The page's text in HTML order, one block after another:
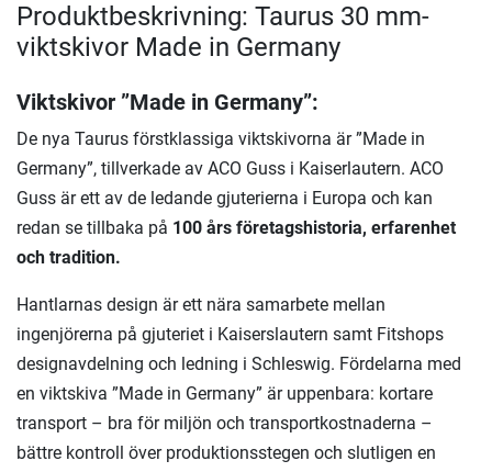
Produktbeskrivning: Taurus 30 mm-
viktskivor Made in Germany
Viktskivor ”Made in Germany”:
De nya Taurus förstklassiga viktskivorna är ”Made in
Germany”, tillverkade av ACO Guss i Kaiserlautern. ACO
Guss är ett av de ledande gjuterierna i Europa och kan
redan se tillbaka på 100 års företagshistoria, erfarenhet
och tradition.
Hantlarnas design är ett nära samarbete mellan
ingenjörerna på gjuteriet i Kaiserslautern samt Fitshops
designavdelning och ledning i Schleswig. Fördelarna med
en viktskiva ”Made in Germany” är uppenbara: kortare
transport – bra för miljön och transportkostnaderna –
bättre kontroll över produktionsstegen och slutligen en